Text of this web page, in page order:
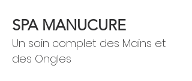
SPA MANUCURE
Un soin complet des Mains et
des Ongles